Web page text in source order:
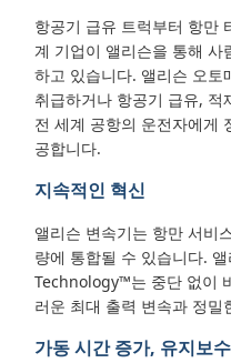
항공기 급유 트럭부터 항만
계 기업이 앨리슨을 통해 사
하고 있습니다. 앨리슨 오토
취급하거나 항공기 급유,
전 세계 공항의 운전자에게
공합니다.
지속적인 혁신
앨리슨 변속기는 항만 서비
량에 통합될 수 있습니다.
Technology™는 중단 없이
러운 최대 출력 변속과 정
가동 시간 증가, 유지보